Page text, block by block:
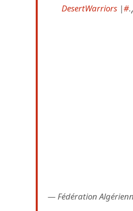
#DesertWarriors
|
— Fédération